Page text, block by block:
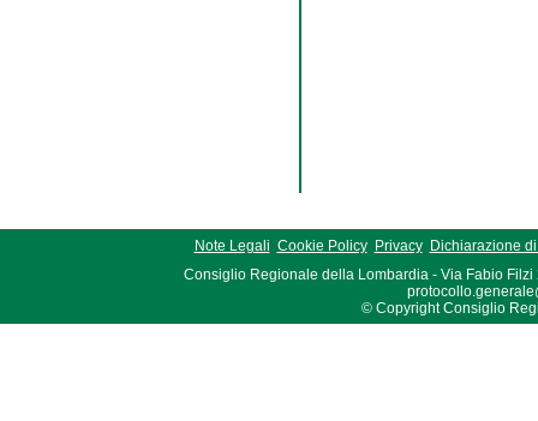
Note Legali Cookie Policy Privacy
Dichiarazione
Consiglio Regionale della Lombardia - Via Fabio Filzi
© Copyright Consiglio